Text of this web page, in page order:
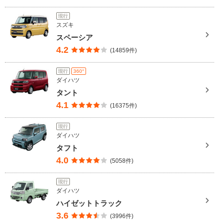
現行
スズキ
スペーシア
4.2 (14859件)
現行 360°
ダイハツ
タント
4.1 (16375件)
現行
ダイハツ
タフト
4.0 (5058件)
現行
ダイハツ
ハイゼットトラック
3.6 (3996件)